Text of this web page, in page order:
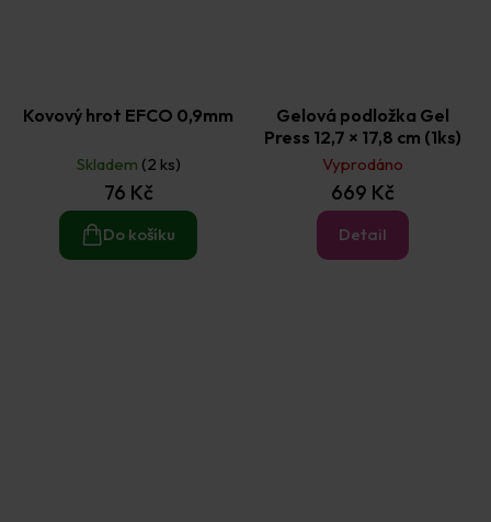
Kovový hrot EFCO 0,9mm
Skladem (2 ks)
76 Kč
Do košíku
Gelová podložka Gel
Press 12,7 × 17,8 cm (1ks)
Vyprodáno
669 Kč
Detail